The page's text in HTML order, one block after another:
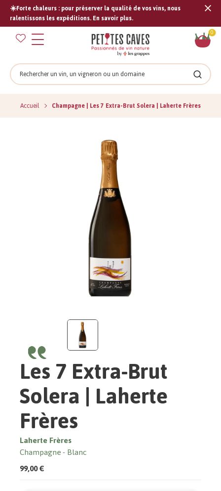
☀️Forte chaleurs : pour préserver la qualité de vos vins, nous
ralentissons les expéditions. En savoir plus.
0
Rechercher
Accueil Champagne | Les 7 Extra-Brut Solera | Laherte Frères
Les 7 Extra-Brut
Solera | Laherte
Frères
Laherte Frères
Champagne Blanc
99,00 €